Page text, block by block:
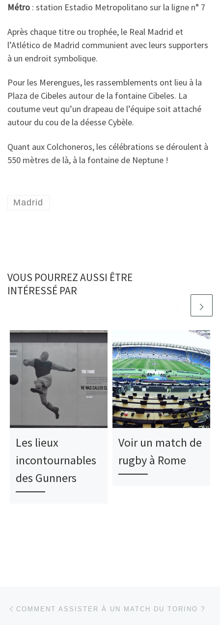
Métro : station Estadio Metropolitano sur la ligne n° 7
Après chaque titre ou trophée, le Real Madrid et
l’Atlético de Madrid communient avec leurs supporters
à un endroit symbolique.
Pour les Merengues, les rassemblements ont lieu à la
Plaza de Cibeles autour de la fontaine Cibeles. La
coutume veut qu’un drapeau de l’équipe soit attaché
autour du cou de la déesse Cybèle.
Quant aux Colchoneros, les célébrations se déroulent à
550 mètres de là, à la fontaine de Neptune !
Madrid
VOUS POURREZ AUSSI ÊTRE
INTÉRESSÉ PAR
Les lieux
incontournables
des Gunners
Voir un match de
rugby à Rome
Parcourir les articles
COMMENT ASSISTER À UN MATCH DU TORINO ?